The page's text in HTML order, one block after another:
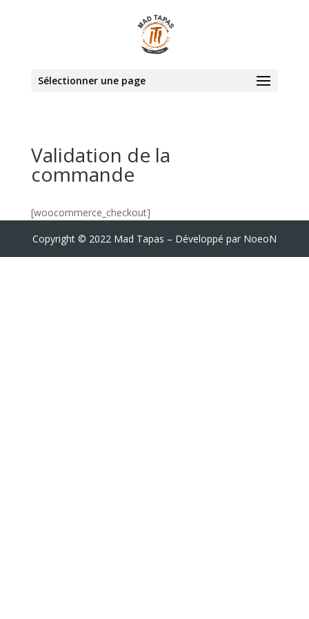
Sélectionner une page
Validation de la
commande
[woocommerce_checkout]
Copyright © 2022 Mad Tapas – Développé par NoeoN